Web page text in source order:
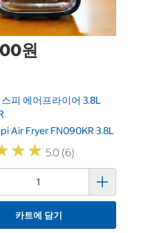
원
피 에어프라이어 3.8L
Air Fryer FN090KR 3.8L
★★
★★ 5.0 (6)
카트에 담기